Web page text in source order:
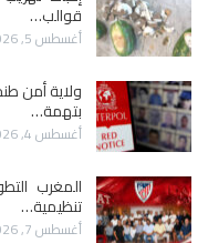
قوالب…
أغسطس 5, 2026
ولاية أمن
بتهمة…
أغسطس 4, 2026
المغرب
تنظيمية…
أغسطس 7, 2026